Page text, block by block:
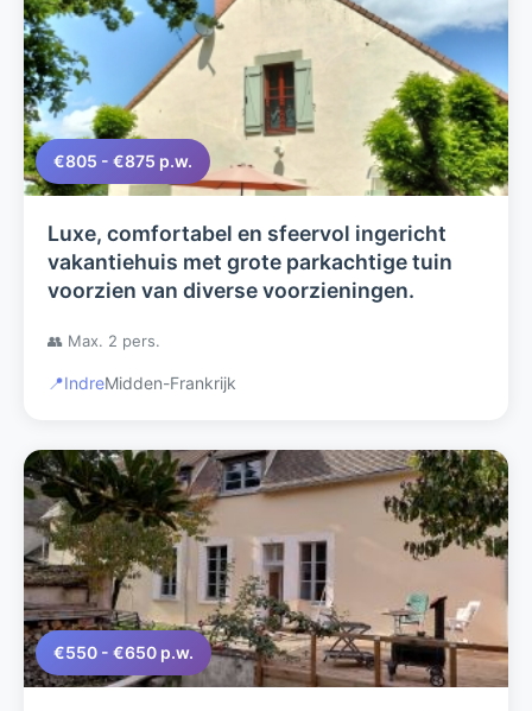
€805 - €875 p.w.
Luxe, comfortabel en sfeervol ingericht
vakantiehuis met grote parkachtige tuin
voorzien van diverse voorzieningen.
👥 Max. 2 pers.
📍IndreMidden-Frankrijk
€550 - €650 p.w.